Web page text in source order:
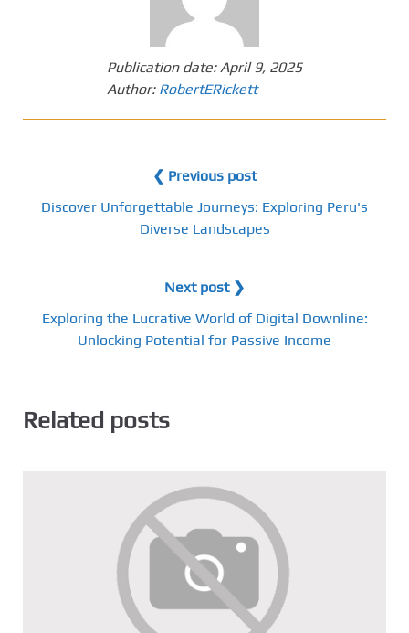
Publication date:April 9, 2025
Author: RobertERickett
❮ Previous post
Discover Unforgettable Journeys: Exploring Peru's
Diverse Landscapes
Next post ❯
Exploring the Lucrative World of Digital Downline:
Unlocking Potential for Passive Income
Related posts